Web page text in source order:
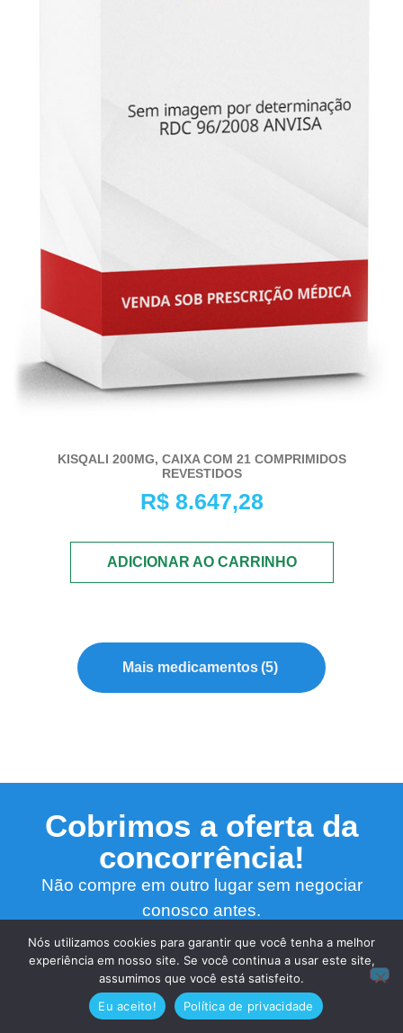
KISQALI 200MG, CAIXA COM 21 COMPRIMIDOS
REVESTIDOS
R$8.647,28
ADICIONAR AO CARRINHO
Mais medicamentos(5)
Cobrimos a oferta da
concorrência!
Não compre em outro lugar sem negociar
conosco antes.
FALE CONOSCO
Nós utilizamos cookies para garantir que você tenha a melhor
experiência em nosso site. Se você continua a usar este site,
assumimos que você está satisfeito.
Eu aceito!
Política de privacidade